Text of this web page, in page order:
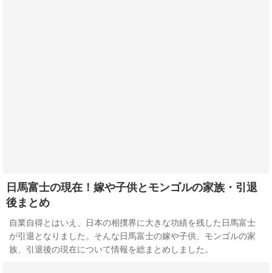
日馬富士の現在！嫁や子供とモンゴルの家族・引退
後まとめ
自業自得とはいえ、日本の相撲界に大きな功績を残した日馬富士
が引退となりました。そんな日馬富士の嫁や子供、モンゴルの家
族、引退後の現在について情報を総まとめしました。